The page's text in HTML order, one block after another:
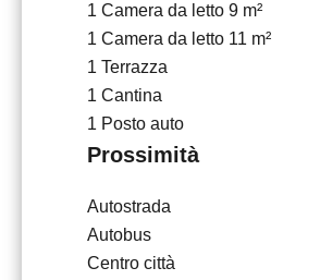
1 Camera da letto 9 m²
1 Camera da letto 11 m²
1 Terrazza
1 Cantina
1 Posto auto
Prossimità
Autostrada
Autobus
Centro città